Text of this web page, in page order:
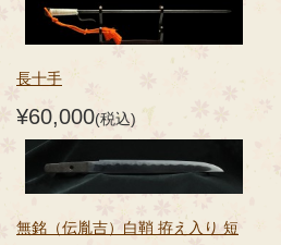
長十手
¥60,000(税込)
無銘（伝胤吉）白鞘 拵え入り 短